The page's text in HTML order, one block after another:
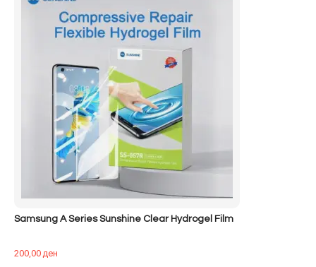
Samsung A Series Sunshine Clear Hydrogel Film
200,00ден